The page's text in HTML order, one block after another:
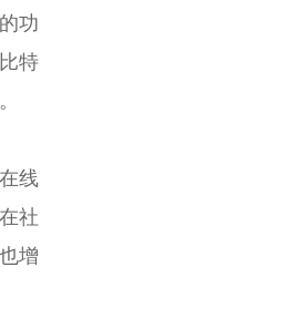
功
特
线
社
增